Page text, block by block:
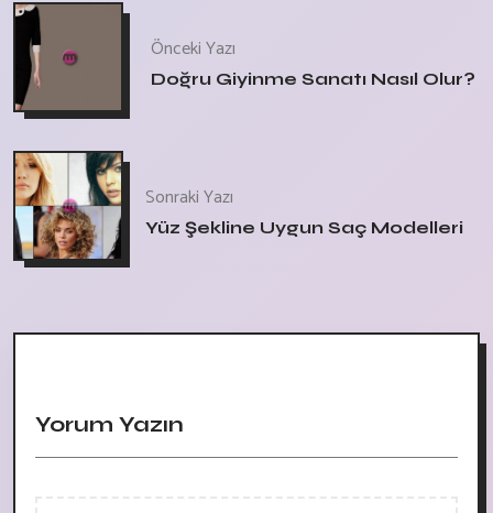
Önceki Yazı
Doğru Giyinme Sanatı Nasıl Olur?
Sonraki Yazı
Yüz Şekline Uygun Saç Modelleri
Yorum Yazın